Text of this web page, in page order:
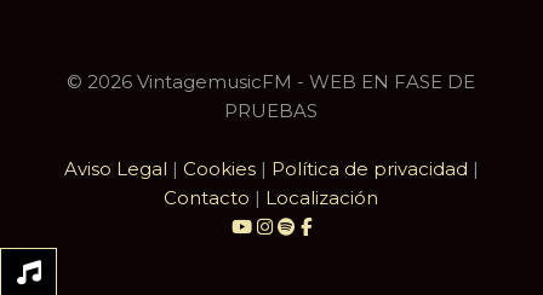
© 2026 VintagemusicFM - WEB EN FASE DE
PRUEBAS
Aviso Legal | Cookies| Política de privacidad |
Contacto | Localización